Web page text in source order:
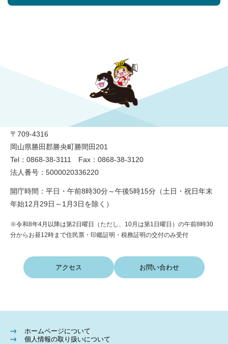
〒709-4316
岡山県勝田郡勝央町勝間田201
Tel：0868-38-3111 Fax：0868-38-3120
法人番号：5000020336220
開庁時間：平日・午前8時30分～午後5時15分（土日・祝日年末
年始12月29日～1月3日を除く）
※令和8年4月以降は第2日曜日（ただし、10月は第1日曜日）の午前8時30
分からお昼12時まで住民票・印鑑証明・税務証明の交付のみ受付
アクセス お問い合わせ
ホームページについて
個人情報の取り扱いについて